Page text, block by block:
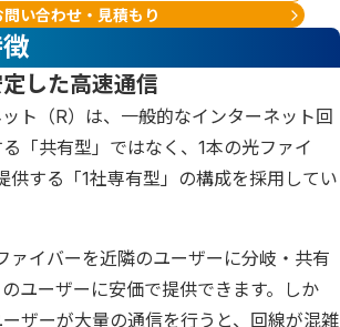
問い合わせ・見積もり
した高速通信
ト（R）は、一般的なインターネット回
「共有型」ではなく、1本の光ファイ
供する「1社専有型」の構成を採用してい
ァイバーを近隣のユーザーに分岐・共有
ユーザーに安価で提供できます。しか
ザーが大量の通信を行うと、回線が混雑